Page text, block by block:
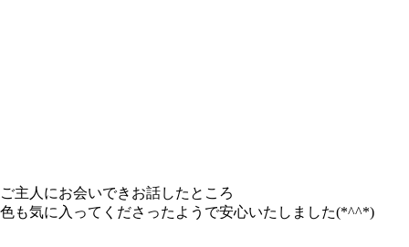
ご主人にお会いできお話したところ
色も気に入ってくださったようで安心いたしました(*^^*)